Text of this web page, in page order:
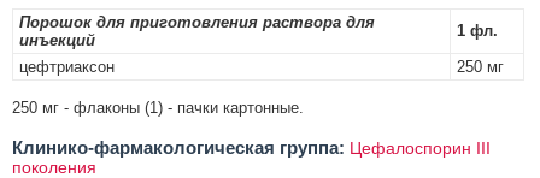
Порошок для приготовления раствора для
инъекций
1 фл.
цефтриаксон
250 мг
250 мг - флаконы (1) - пачки картонные.
Клинико-фармакологическая группа: Цефалоспорин III
поколения